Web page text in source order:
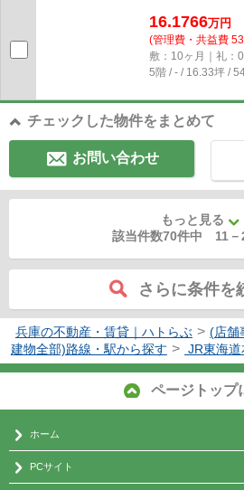
16.1766万円
(管理費・共益費
敷：10ヶ月｜礼：0
5階 / - / 16.33坪 /
チェックした物件をまとめて
お問い合わせ
もっと見る
該当件数70件中 11 －
さらに条件を
兵庫の不動産・賃貸｜ハトらぶ > (店舗
建物全部)路線・駅から探す > JR東海道
ページトップ
ホーム
PCサイト